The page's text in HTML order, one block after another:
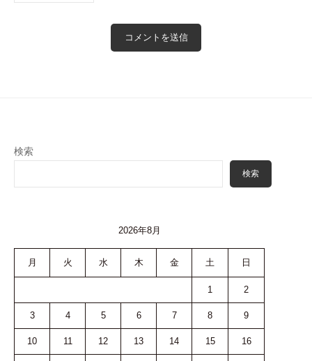
検索
検索
2026年8月
月 火 水 木 金 土 日
1 2
3 4 5 6 7 8 9
10 11 12 13 14 15 16